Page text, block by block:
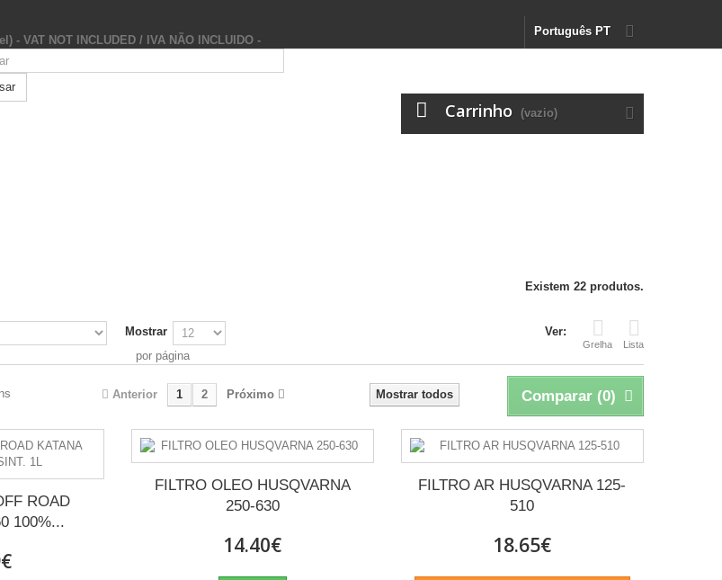
Português PT
- VAT NOT INCLUDED / IVA NÃO INCLUIDO -
Carrinho (vazio)
Existem 22 produtos.
Ver:
Grelha Lista
Mostrar
por página
Comparar (0)
Mostrar todos
Anterior 1 2 Próximo
ROAD
100%...
FILTRO OLEO HUSQVARNA
250-630
14.40€
FILTRO AR HUSQVARNA 125-
510
18.65€